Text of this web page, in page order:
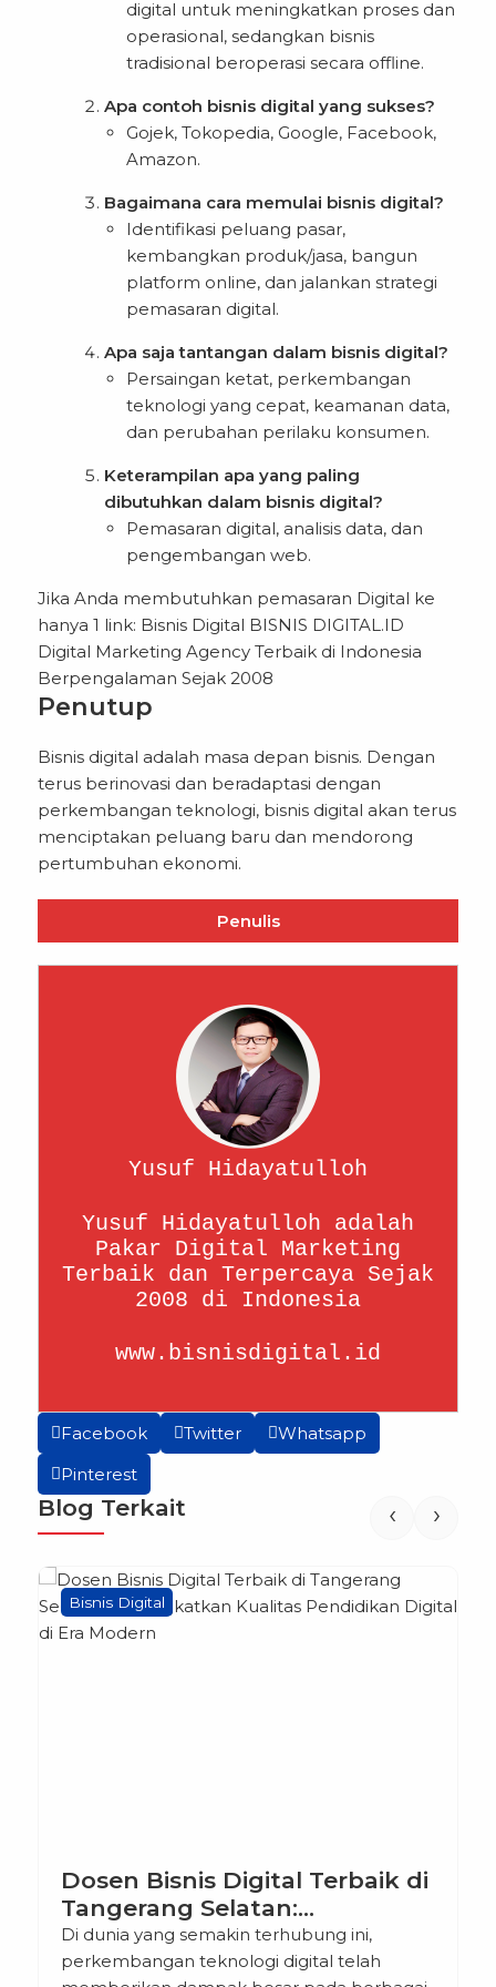
digital untuk meningkatkan proses dan
operasional, sedangkan bisnis
tradisional beroperasi secara offline.
Apa contoh bisnis digital yang sukses?
Gojek, Tokopedia, Google, Facebook,
Amazon.
Bagaimana cara memulai bisnis digital?
Identifikasi peluang pasar,
kembangkan produk/jasa, bangun
platform online, dan jalankan strategi
pemasaran digital.
Apa saja tantangan dalam bisnis digital?
Persaingan ketat, perkembangan
teknologi yang cepat, keamanan data,
dan perubahan perilaku konsumen.
Keterampilan apa yang paling
dibutuhkan dalam bisnis digital?
Pemasaran digital, analisis data, dan
pengembangan web.
Jika Anda membutuhkan pemasaran Digital ke
hanya 1 link: Bisnis Digital BISNIS DIGITAL.ID
Digital Marketing Agency Terbaik di Indonesia
Berpengalaman Sejak 2008
Penutup
Bisnis digital adalah masa depan bisnis. Dengan
terus berinovasi dan beradaptasi dengan
perkembangan teknologi, bisnis digital akan terus
menciptakan peluang baru dan mendorong
pertumbuhan ekonomi.
Penulis
Yusuf Hidayatulloh
Yusuf Hidayatulloh adalah
Pakar Digital Marketing
Terbaik dan Terpercaya Sejak
2008 di Indonesia
www.bisnisdigital.id
Facebook Twitter
Whatsapp
Pinterest
Blog Terkait
Bisnis Digital
Dosen Bisnis Digital Terbaik di
Tangerang Selatan:
Meningkatkan Kualitas
Pendidikan Digital di Era
Di dunia yang semakin terhubung ini,
perkembangan teknologi digital telah
‹ ›